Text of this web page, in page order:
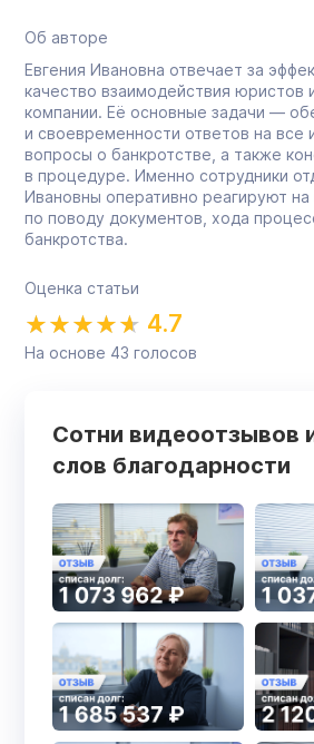
Об авторе
Евгения Ивановна отвечает за
качество взаимодействия юристов
компании. Её основные задачи —
и своевременности ответов на все
вопросы о банкротстве, а также
в процедуре. Именно сотрудники
Ивановны оперативно реагируют
по поводу документов, хода
банкротства.
Оценка статьи
4.7
На основе 43 голосов
Сотни видеоотзывов
слов благодарности